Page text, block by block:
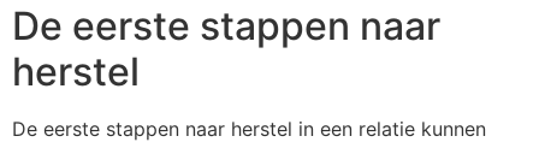
De eerste stappen naar
herstel
De eerste stappen naar herstel in een relatie kunnen